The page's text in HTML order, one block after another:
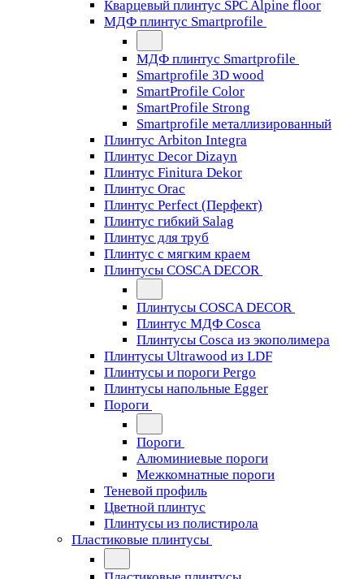
Кварцевый плинтус SPC Alpine floor
МДФ плинтус Smartprofile
МДФ плинтус Smartprofile
Smartprofile 3D wood
SmartProfile Color
SmartProfile Strong
Smartprofile металлизированный
Плинтус Arbiton Integra
Плинтус Decor Dizayn
Плинтус Finitura Dekor
Плинтус Orac
Плинтус Perfect (Перфект)
Плинтус гибкий Salag
Плинтус для труб
Плинтус с мягким краем
Плинтусы COSCA DECOR
Плинтусы COSCA DECOR
Плинтус МДФ Cosca
Плинтусы Cosca из экополимера
Плинтусы Ultrawood из LDF
Плинтусы и пороги Pergo
Плинтусы напольные Egger
Пороги
Пороги
Алюминиевые пороги
Межкомнатные пороги
Теневой профиль
Цветной плинтус
Плинтусы из полистирола
Пластиковые плинтусы